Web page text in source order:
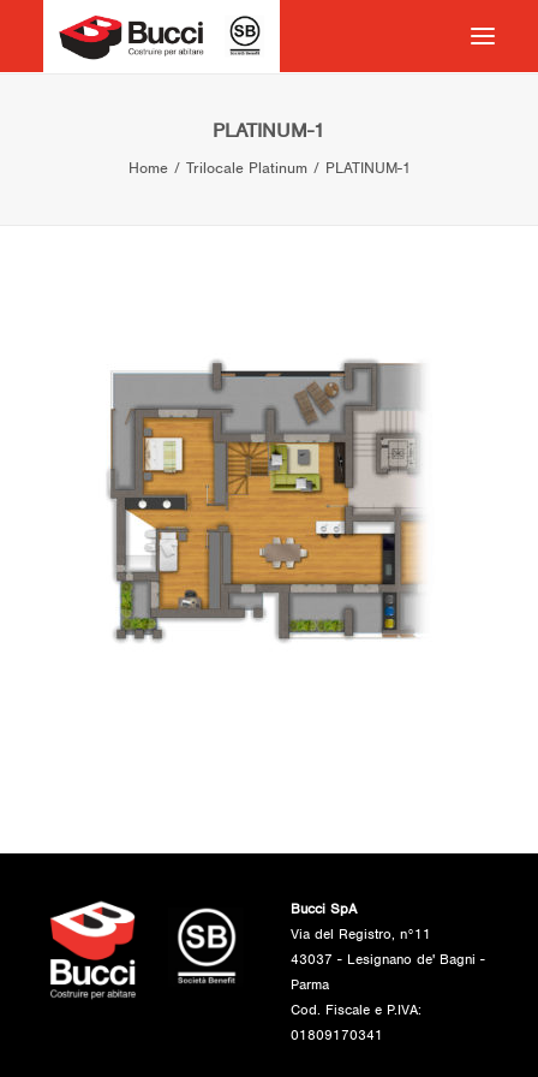
COSTRUIRE PER ABITARE
CONTATTI
VOCABOLARIO
RICERCA
PLATINUM-1
Home Trilocale Platinum PLATINUM-1
Bucci SpA
Via del Registro, n°11
43037 - Lesignano de' Bagni -
Parma
Cod. Fiscale e P.IVA:
01809170341